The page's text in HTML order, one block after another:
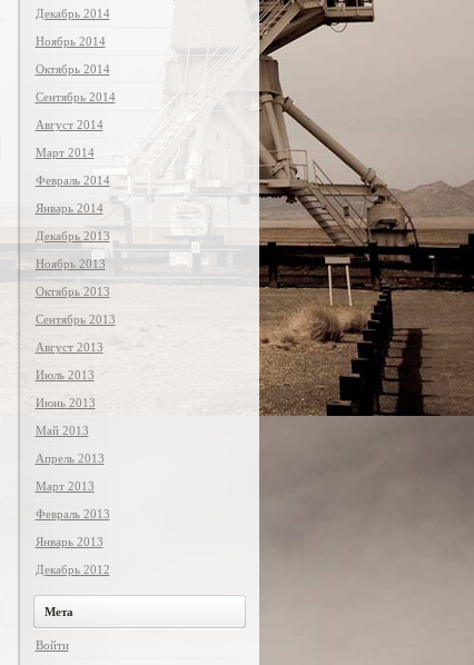
Декабрь 2014
Ноябрь 2014
Октябрь 2014
Сентябрь 2014
Август 2014
Март 2014
Февраль 2014
Январь 2014
Декабрь 2013
Ноябрь 2013
Октябрь 2013
Сентябрь 2013
Август 2013
Июль 2013
Июнь 2013
Май 2013
Апрель 2013
Март 2013
Февраль 2013
Январь 2013
Декабрь 2012
Мета
Войти